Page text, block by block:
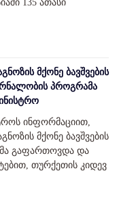
135 ათასი
მქონე ბავშვების
პროგრამა
ინფორმაციით,
მქონე ბავშვების
გაფართოვდა და
თურქეთის კიდევ